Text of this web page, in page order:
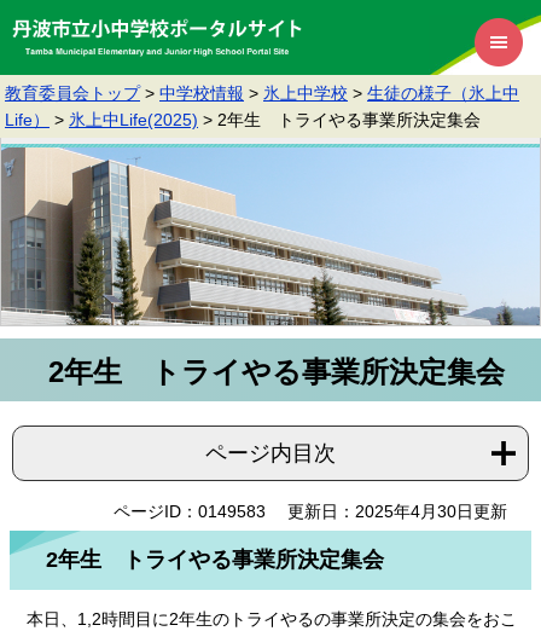
教育委員会トップ > 中学校情報 > 氷上中学校 > 生徒の様子（氷上中
Life）
> 氷上中Life(2025) > 2年生 トライやる事業所決定集会
2年生 トライやる事業所決定集会
ページ内目次
ページID：0149583 更新日：2025年4月30日更新
2年生 トライやる事業所決定集会
本日、1,2時間目に2年生のトライやるの事業所決定の集会をおこ